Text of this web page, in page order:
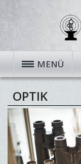
MENÜ
OPTIK